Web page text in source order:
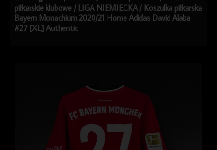
piłkarskie klubowe / LIGA NIEMIECKA / Koszulka piłkarska
Bayern Monachium 2020/21 Home Adidas David Alaba
#27 [XL] Authentic